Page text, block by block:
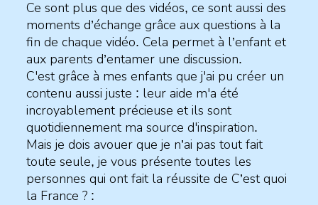
Ce sont plus que des vidéos, ce sont aussi des
moments d’échange grâce aux questions à la
fin de chaque vidéo. Cela permet à l’enfant et
aux parents d’entamer une discussion.
C'est grâce à mes enfants que j'ai pu créer un
contenu aussi juste : leur aide m'a été
incroyablement précieuse et ils sont
quotidiennement ma source d'inspiration.
Mais je dois avouer que je n’ai pas tout fait
toute seule, je vous présente toutes les
personnes qui ont fait la réussite de C’est quoi
la France ? :